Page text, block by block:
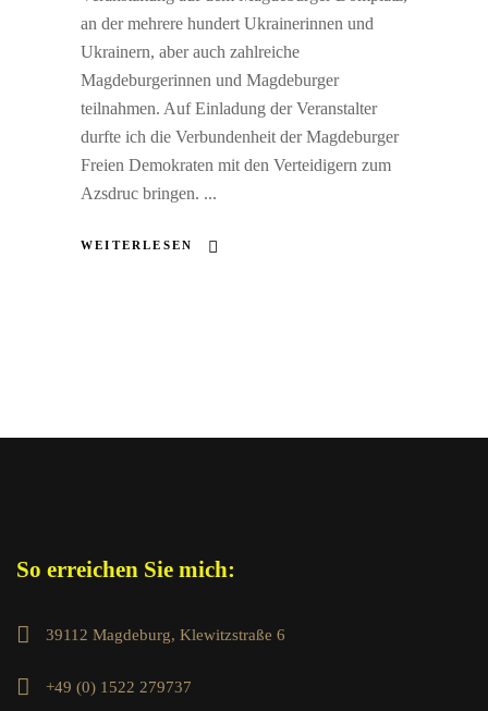
an der mehrere hundert Ukrainerinnen und
Ukrainern, aber auch zahlreiche
Magdeburgerinnen und Magdeburger
teilnahmen. Auf Einladung der Veranstalter
durfte ich die Verbundenheit der Magdeburger
Freien Demokraten mit den Verteidigern zum
Azsdruc bringen.
WEITERLESEN
So erreichen Sie mich:
39112 Magdeburg, Klewitzstraße 6
+49 (0) 1522 279737